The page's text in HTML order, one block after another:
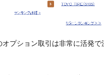
オプション取引は非常に活発で